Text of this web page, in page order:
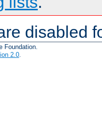
disabled
Foundation.
2.0.